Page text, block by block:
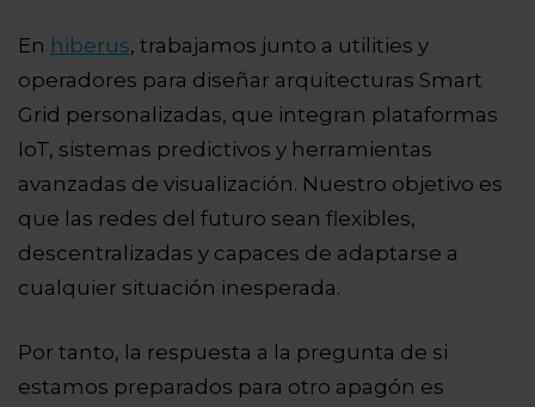
En hiberus, trabajamos junto a utilities y
operadores para diseñar arquitecturas Smart
Grid personalizadas, que integran plataformas
IoT, sistemas predictivos y herramientas
avanzadas de visualización. Nuestro objetivo es
que las redes del futuro sean flexibles,
descentralizadas y capaces de adaptarse a
cualquier situación inesperada.
Por tanto, la respuesta a la pregunta de si
estamos preparados para otro apagón es